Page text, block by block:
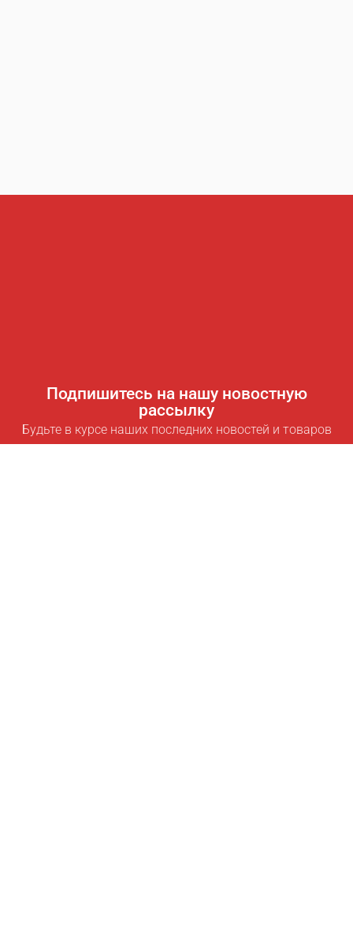
Подпишитесь на нашу новостную
рассылку
Будьте в курсе наших последних новостей и товаров